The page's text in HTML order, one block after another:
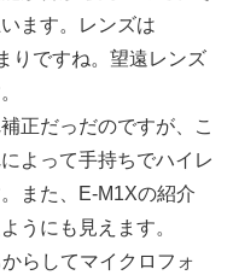
ます。レンズは
りですね。望遠レンズ
正だっだのですが、こ
よって手持ちでハイレ
また、E-M1Xの紹介
うにも見えます。
らしてマイクロフォ